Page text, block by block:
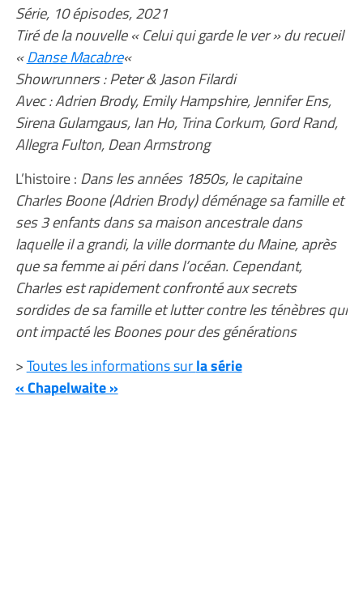
Série, 10 épisodes, 2021
Tiré de la nouvelle « Celui qui garde le ver » du recueil
«Danse Macabre«
Showrunners : Peter & Jason Filardi
Avec : Adrien Brody, Emily Hampshire, Jennifer Ens,
Sirena Gulamgaus, Ian Ho, Trina Corkum, Gord Rand,
Allegra Fulton, Dean Armstrong
L’histoire : Dans les années 1850s, le capitaine
Charles Boone (Adrien Brody) déménage sa famille et
ses 3 enfants dans sa maison ancestrale dans
laquelle il a grandi, la ville dormante du Maine, après
que sa femme ai péri dans l’océan. Cependant,
Charles est rapidement confronté aux secrets
sordides de sa famille et lutter contre les ténèbres qui
ont impacté les Boones pour des générations
>Toutes les informations surla série
« Chapelwaite »